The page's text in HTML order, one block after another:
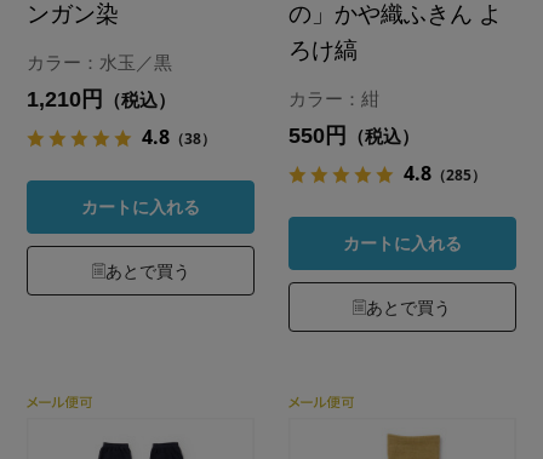
ンガン染
カラー：水玉／黒
1,210円 （税込）
4.8 （38）
カートに入れる
あとで買う
の」かや織ふきん よ
ろけ縞
カラー：紺
550円 （税込）
4.8 （285）
カートに入れる
あとで買う